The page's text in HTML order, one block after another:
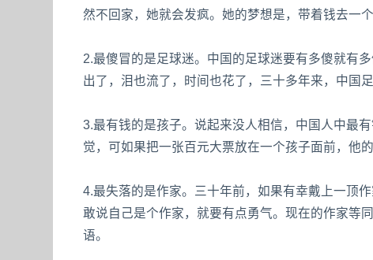
然不回家，她就会发疯。她的梦想是，带着钱去一
2.最傻冒的是足球迷。中国的足球迷要有多傻就有
出了，泪也流了，时间也花了，三十多年来，中国
3.最有钱的是孩子。说起来没人相信，中国人中最
觉，可如果把一张百元大票放在一个孩子面前，他
4.最失落的是作家。三十年前，如果有幸戴上一顶
敢说自己是个作家，就要有点勇气。现在的作家等
语。